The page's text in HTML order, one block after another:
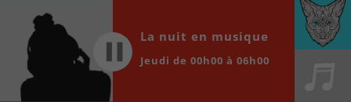
Audio
Player
00:00 00:00
La nuit en musique
Jeudi de 00h00 à 06h00